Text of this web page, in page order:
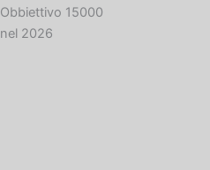
Obbiettivo 15000
nel 2026